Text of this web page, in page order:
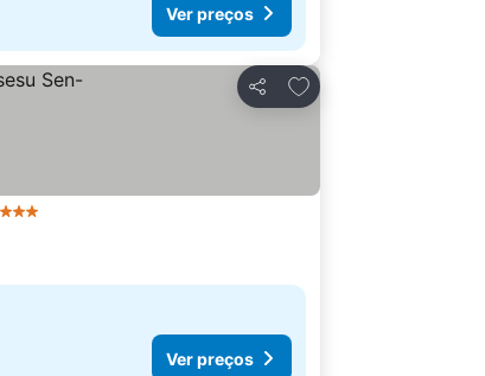
Ver preços
Partilhar
Adicionar aos favoritos
3 Estrelas
Ver preços